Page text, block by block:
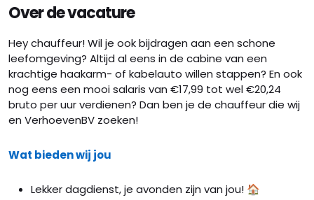
Over de vacature
Hey chauffeur! Wil je ook bijdragen aan een schone
leefomgeving? Altijd al eens in de cabine van een
krachtige haakarm- of kabelauto willen stappen? En ook
nog eens een mooi salaris van €17,99 tot wel €20,24
bruto per uur verdienen? Dan ben je de chauffeur die wij
en VerhoevenBV zoeken!
Wat bieden wij jou
Lekker dagdienst, je avonden zijn van jou! 🏠